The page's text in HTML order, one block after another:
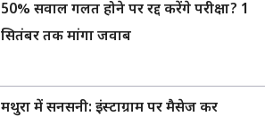
50% सवाल गलत होने पर रद्द करेंगे परीक्षा? 1
सितंबर तक मांगा जवाब
मथुरा में सनसनी: इंस्टाग्राम पर मैसेज कर